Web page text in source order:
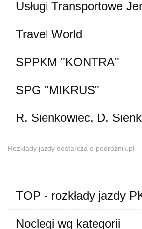
Usługi Transportowe
Travel World
SPPKM "KONTRA"
SPG "MIKRUS"
R. Sienkowiec, D.
Rozkłady jazdy dostarcza e-podróżnik.pl
TOP - rozkłady jazdy